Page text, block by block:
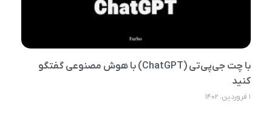
با چت جی‌پی‌تی (ChatGPT) با هوش مصنوعی گفتگو
کنید
۱ فروردین، ۱۴۰۲